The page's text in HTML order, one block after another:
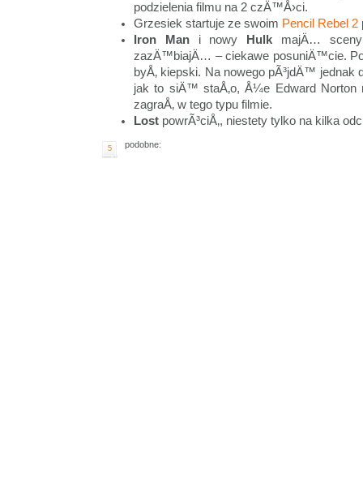
podzielenia filmu na 2 czÄ™Å›ci.
Grzesiek startuje ze swoim Pencil Rebel 2
Iron Mani nowy Hulk majÄ…
zazÄ™biajÄ… – ciekawe posuniÄ™cie.
byÅ‚ kiepski. Na nowego pÃ³jdÄ™ jednak
jak to siÄ™ staÅ‚o, Å¼e Edward Norton
zagraÅ‚ w tego typu filmie.
Lost powrÃ³ciÅ‚, niestety tylko na kilka
5 podobne: